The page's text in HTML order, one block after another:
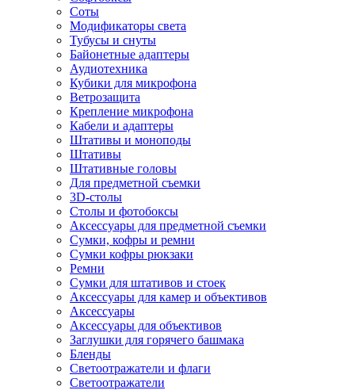
Соты
Модификаторы света
Тубусы и снуты
Байонетные адаптеры
Аудиотехника
Кубики для микрофона
Ветрозащита
Крепление микрофона
Кабели и адаптеры
Штативы и моноподы
Штативы
Штативные головы
Для предметной съемки
3D-столы
Столы и фотобоксы
Аксессуары для предметной съемки
Сумки, кофры и ремни
Сумки кофры рюкзаки
Ремни
Сумки для штативов и стоек
Аксессуары для камер и объективов
Аксессуары
Аксессуары для объективов
Заглушки для горячего башмака
Бленды
Светоотражатели и флаги
Светоотражатели